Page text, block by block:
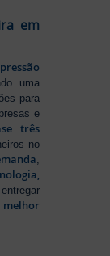
em
uma
para
e
três
no
,